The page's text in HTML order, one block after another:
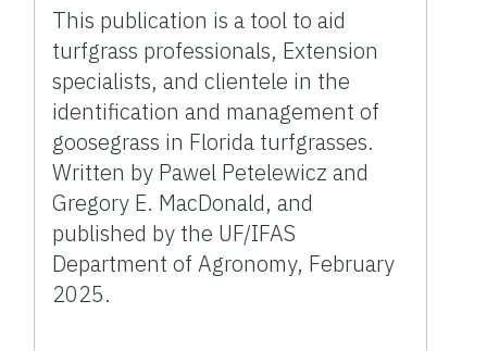
This publication is a tool to aid
turfgrass professionals, Extension
specialists, and clientele in the
identification and management of
goosegrass in Florida turfgrasses.
Written by Pawel Petelewicz and
Gregory E. MacDonald, and
published by the UF/IFAS
Department of Agronomy, February
2025.